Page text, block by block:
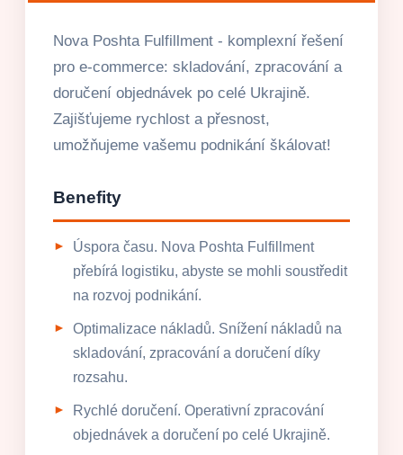
Nova Poshta Fulfillment - komplexní řešení
pro e-commerce: skladování, zpracování a
doručení objednávek po celé Ukrajině.
Zajišťujeme rychlost a přesnost,
umožňujeme vašemu podnikání škálovat!
Benefity
Úspora času. Nova Poshta Fulfillment
přebírá logistiku, abyste se mohli soustředit
na rozvoj podnikání.
Optimalizace nákladů. Snížení nákladů na
skladování, zpracování a doručení díky
rozsahu.
Rychlé doručení. Operativní zpracování
objednávek a doručení po celé Ukrajině.